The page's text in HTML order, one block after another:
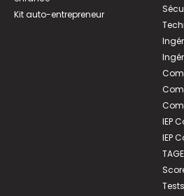
Kit auto-entrepreneur
IEP
IEP